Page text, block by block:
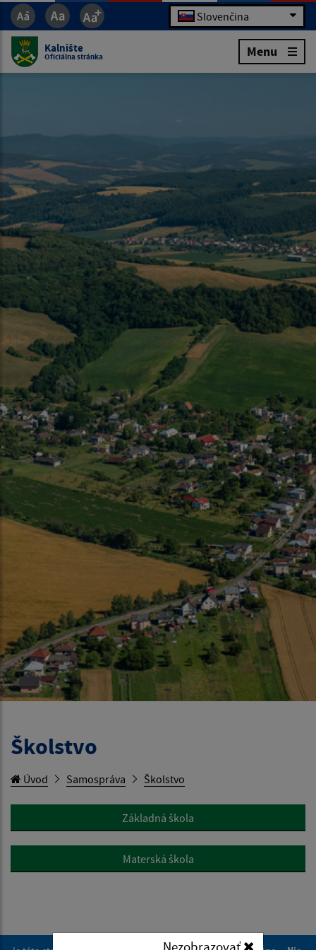
Slovenčina
Kalnište
Oficiálna stránka Menu
Školstvo
Úvod Samospráva Školstvo
Základná škola
Materská škola